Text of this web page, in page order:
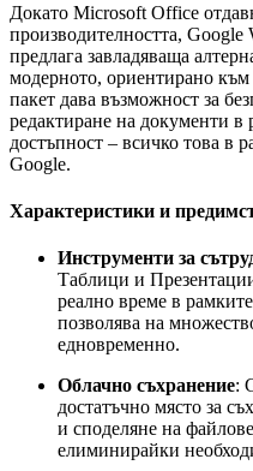
Докато Microsoft Office
производителността,
предлага завладяваща
модерното, ориентирано към
пакет дава възможност за
редактиране на документи в
достъпност – всичко това в
Google.
Характеристики и
Инструменти за
Таблици и
реално време в
позволява на
едновременно.
Облачно съхранение:
достатъчно място за
и споделяне на
елиминирайки